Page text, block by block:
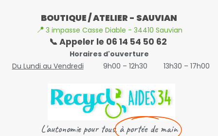
BOUTIQUE / ATELIER - SAUVIAN
📍 3 impasse Casse Diable - 34410 Sauvian
📞 Appeler le 06 14 54 50 62
Horaires d'ouverture
Du Lundi au Vendredi
9h00 – 12h30 13h30 – 17h00
L'autonomie pour tous,à portée de main